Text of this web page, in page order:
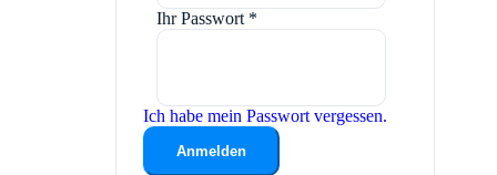
Ihr Passwort *
Ich habe mein Passwort vergessen.
Anmelden